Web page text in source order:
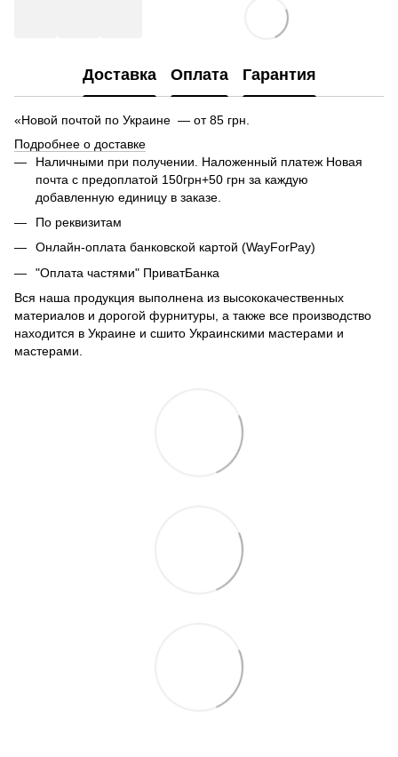
Доставка Оплата Гарантия
«Новой почтой по Украине — от 85 грн.
Подробнее о доставке
Наличными при получении. Наложенный платеж Новая
почта с предоплатой 150грн+50 грн за каждую
добавленную единицу в заказе.
По реквизитам
Онлайн-оплата банковской картой (WayForPay)
"Оплата частями" ПриватБанка
Вся наша продукция выполнена из высококачественных
материалов и дорогой фурнитуры, а также все производство
находится в Украине и сшито Украинскими мастерами и
мастерами.